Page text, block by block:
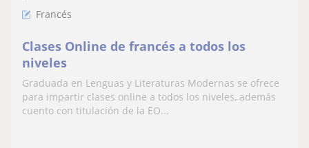
Francés
Clases Online de francés a todos los
niveles
Graduada en Lenguas y Literaturas Modernas se ofrece
para impartir clases online a todos los niveles, además
cuento con titulación de la EO...